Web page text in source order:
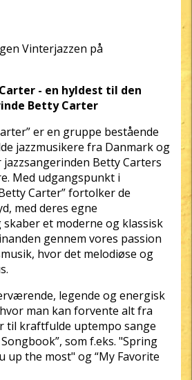
Vinterjazzen på
- en hyldest til den
Betty Carter
er en gruppe bestående
jazzmusikere fra Danmark og
jazzsangerinden Betty Carters
Med udgangspunkt i
Carter” fortolker de
med deres egne
et moderne og klassisk
gennem vores passion
hvor det melodiøse og
legende og energisk
man kan forvente alt fra
til kraftfulde uptempo sange
som f.eks. "Spring
up the most" og “My Favorite